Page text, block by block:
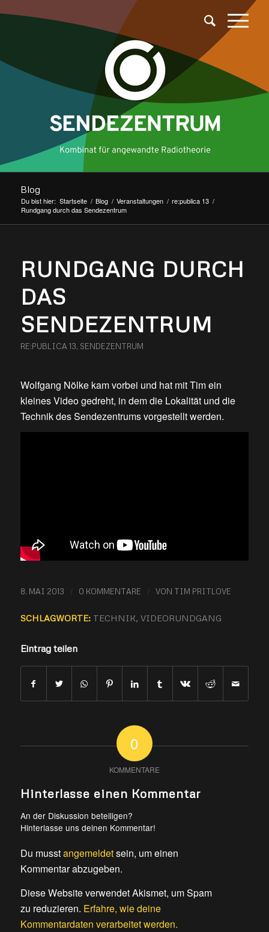
Blog
Du bist hier: Startseite / Blog / Veranstaltungen / re:publica 13 /
Rundgang durch das Sendezentrum
RUNDGANG DURCH
DAS
SENDEZENTRUM
RE:PUBLICA 13, SENDEZENTRUM
Wolfgang Nölke kam vorbei und hat mit Tim ein
kleines Video gedreht, in dem die Lokalität und die
Technik des Sendezentrums vorgestellt werden.
8. MAI 2013 / 0 KOMMENTARE / VON TIM PRITLOVE
SCHLAGWORTE: TECHNIK, VIDEORUNDGANG
Eintrag teilen
0
KOMMENTARE
Hinterlasse einen Kommentar
An der Diskussion beteiligen?
Hinterlasse uns deinen Kommentar!
Du musstangemeldetsein, um einen
Kommentar abzugeben.
Diese Website verwendet Akismet, um Spam
zu reduzieren. Erfahre, wie deine
Kommentardaten verarbeitet werden.